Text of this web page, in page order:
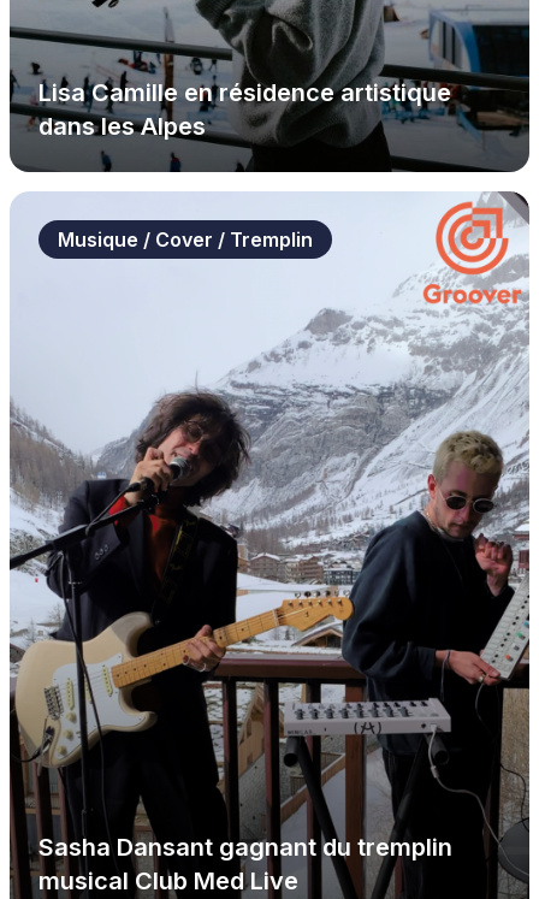
Lisa Camille en résidence artistique
dans les Alpes
Musique / Cover / Tremplin
Sasha Dansant gagnant du tremplin
musical Club Med Live